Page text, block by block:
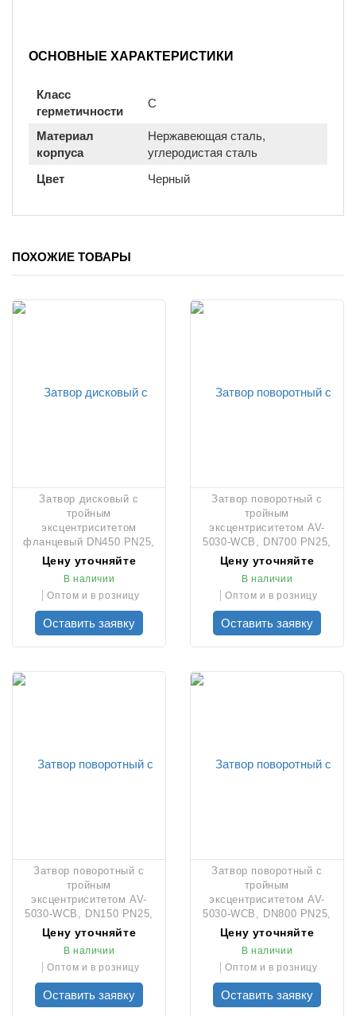
ОСНОВНЫЕ ХАРАКТЕРИСТИКИ
Класс
герметичности
С
Материал
корпуса
Нержавеющая сталь,
углеродистая сталь
Цвет
Черный
ПОХОЖИЕ ТОВАРЫ
Затвор дисковый с
тройным
эксцентриситетом
фланцевый DN450 PN25,
тип U-Section, AV-5030
Цену уточняйте
В наличии
Оптом и в розницу
Оставить заявку
Затвор поворотный с
тройным
эксцентриситетом AV-
5030-WCB, DN700 PN25,
редуктором и штурвалом
Цену уточняйте
В наличии
Оптом и в розницу
Оставить заявку
Затвор поворотный с
тройным
эксцентриситетом AV-
5030-WCB, DN150 PN25,
редуктором и штурвалом
Цену уточняйте
В наличии
Оптом и в розницу
Оставить заявку
Затвор поворотный с
тройным
эксцентриситетом AV-
5030-WCB, DN800 PN25,
редуктором и штурвалом
Цену уточняйте
В наличии
Оптом и в розницу
Оставить заявку